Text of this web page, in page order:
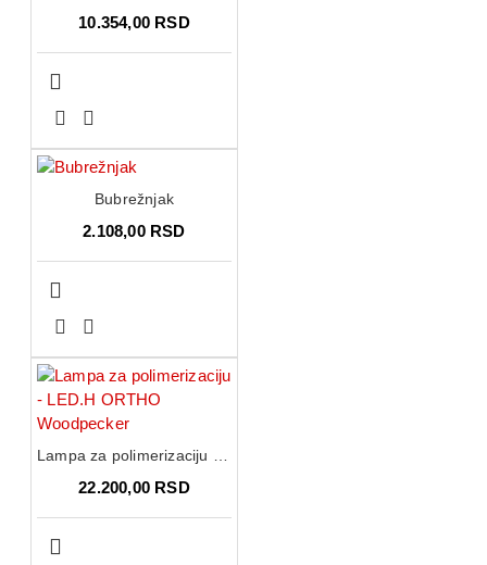
10.354,00 RSD
Bubrežnjak
2.108,00 RSD
22.200,00 RSD